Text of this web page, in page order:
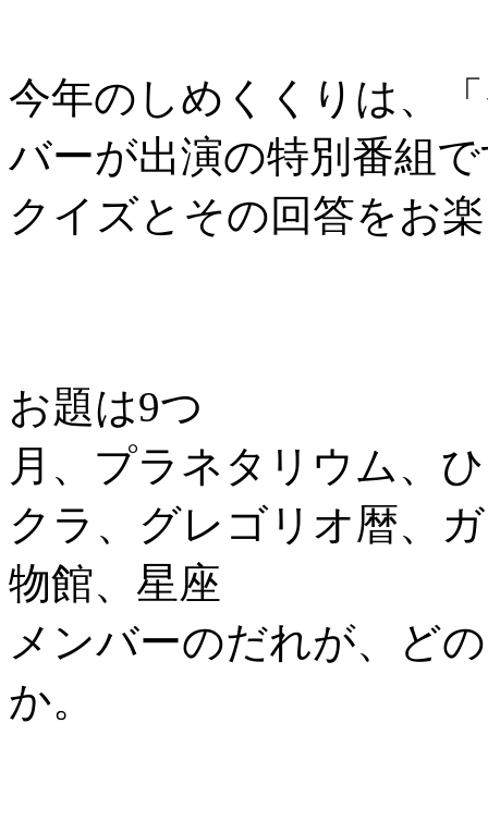
今年のしめくくりは、
バーが出演の特別番組
クイズとその回答をお
お題は9つ
月、プラネタリウム、
クラ、グレゴリオ暦、
物館、星座
メンバーのだれが、ど
か。